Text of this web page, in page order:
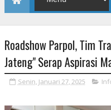
Roadshow Parpol, Tim
Jateng" Serap Aspirasi
Senin, Januari 27, 2025